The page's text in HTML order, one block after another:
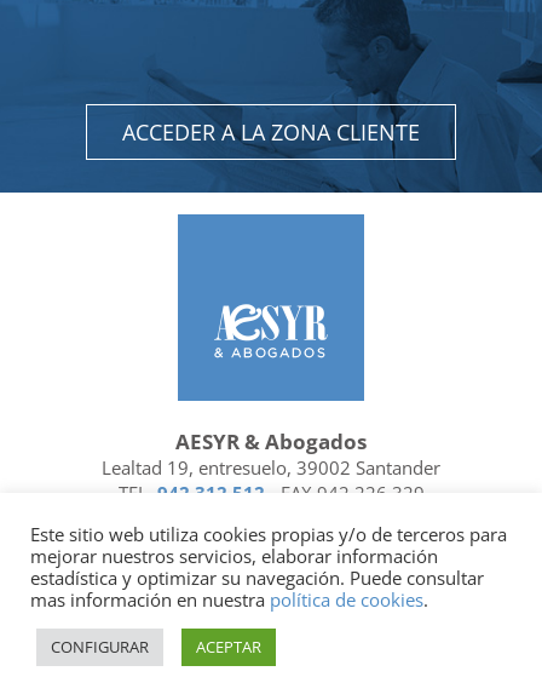
ACCEDER A LA ZONA CLIENTE
AESYR & Abogados
Lealtad 19, entresuelo, 39002 Santander
TEL. 942 312 512 - FAX 942 226 329
FacebookLinkedin
Socio de | Miembro de
Política de privacidad
Este sitio web utiliza cookies propias y/o de terceros para
mejorar nuestros servicios, elaborar información
estadística y optimizar su navegación. Puede consultar
mas información en nuestra política de cookies.
CONFIGURAR ACEPTAR